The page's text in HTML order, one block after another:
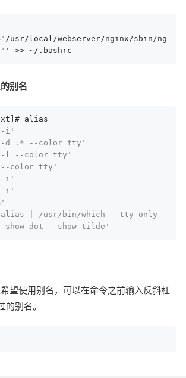
usr/local/webserver/nginx/sbin/ng
>> ~/.bashrc
别名
-i'
-d .* --color=tty'
l --color=tty'
color=tty'
-i'
-i'
| /usr/bin/which --tty-only -
dot --show-tilde'
望使用别名，可以在命令之前输入反斜杠
的别名。